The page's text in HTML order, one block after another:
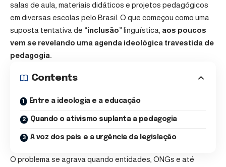
salas de aula, materiais didáticos e projetos pedagógicos
em diversas escolas pelo Brasil. O que começou como uma
suposta tentativa de “inclusão”linguística, aos poucos
vem se revelando uma agenda ideológica travestida de
pedagogia.
Contents
Entre a ideologia e a educação
Quando o ativismo suplanta a pedagogia
A voz dos pais e a urgência da legislação
O problema se agrava quando entidades, ONGs e até